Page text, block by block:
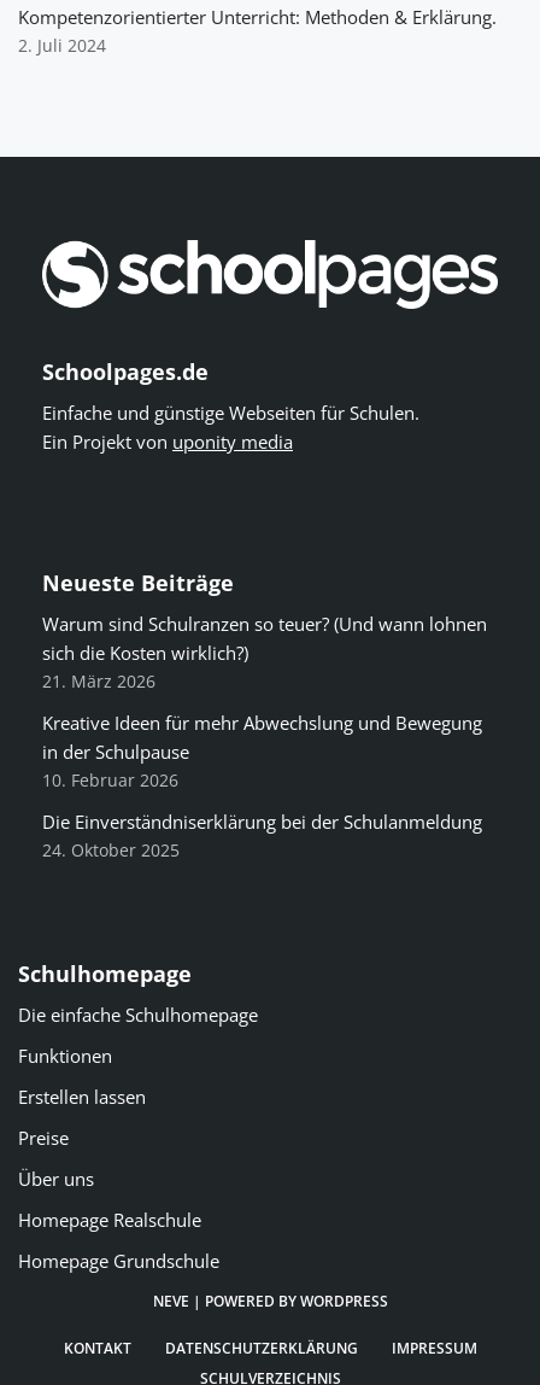
Kompetenzorientierter Unterricht: Methoden & Erklärung.
2. Juli 2024
Schoolpages.de
Einfache und günstige Webseiten für Schulen.
Ein Projekt von uponity media
Neueste Beiträge
Warum sind Schulranzen so teuer? (Und wann lohnen
sich die Kosten wirklich?)
21. März 2026
Kreative Ideen für mehr Abwechslung und Bewegung
in der Schulpause
10. Februar 2026
Die Einverständniserklärung bei der Schulanmeldung
24. Oktober 2025
Schulhomepage
Die einfache Schulhomepage
Funktionen
Erstellen lassen
Preise
Über uns
Homepage Realschule
Homepage Grundschule
NEVE | POWERED BYWORDPRESS
KONTAKT DATENSCHUTZERKLÄRUNG
IMPRESSUM
SCHULVERZEICHNIS